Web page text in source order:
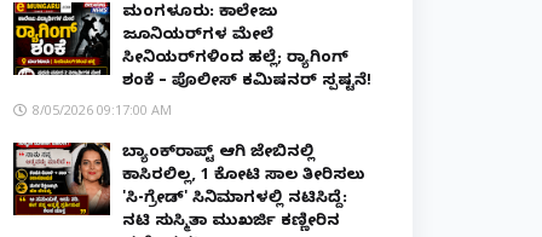
ಮಂಗಳೂರು: ಕಾಲೇಜು
ಜೂನಿಯರ್‌ಗಳ ಮೇಲೆ
ಸೀನಿಯರ್‌ಗಳಿಂದ ಹಲ್ಲೆ; ರ‌್ಯಾಗಿಂಗ್
ಶಂಕೆ – ಪೊಲೀಸ್ ಕಮಿಷನರ್ ಸ್ಪಷ್ಟನೆ!
8/05/2026 09:17:00 AM
ಬ್ಯಾಂಕ್‌ರಾಪ್ಟ್‌ ಆಗಿ ಜೇಬಿನಲ್ಲಿ
ಕಾಸಿರಲಿಲ್ಲ, ₹1 ಕೋಟಿ ಸಾಲ ತೀರಿಸಲು
'ಸಿ-ಗ್ರೇಡ್' ಸಿನಿಮಾಗಳಲ್ಲಿ ನಟಿಸಿದ್ದೆ:
ನಟಿ ಸುಸ್ಮಿತಾ ಮುಖರ್ಜಿ ಕಣ್ಣೀರಿನ